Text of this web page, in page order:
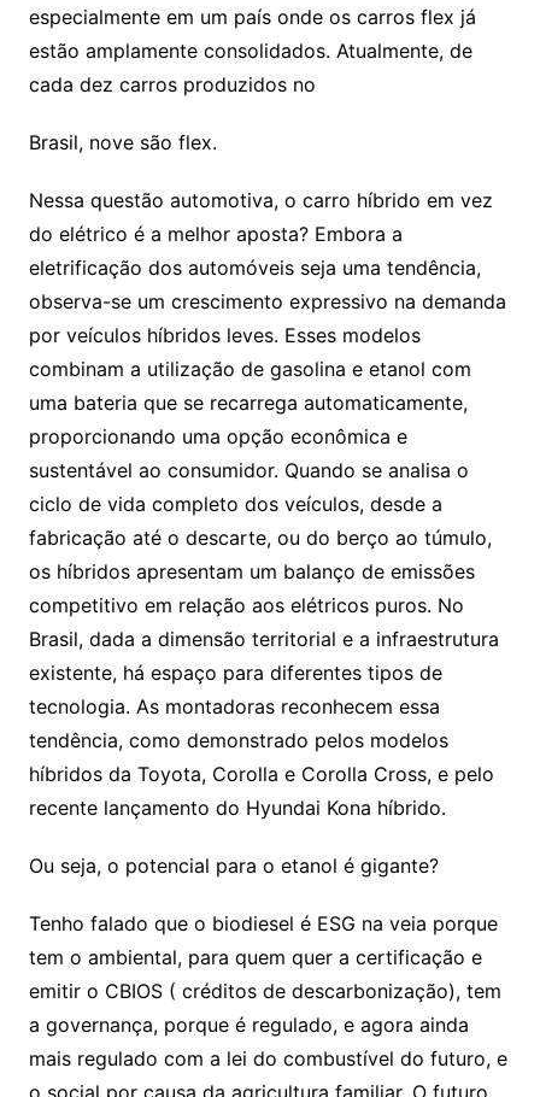
especialmente em um país onde os carros flex já
estão amplamente consolidados. Atualmente, de
cada dez carros produzidos no
Brasil, nove são flex.
Nessa questão automotiva, o carro híbrido em vez
do elétrico é a melhor aposta? Embora a
eletrificação dos automóveis seja uma tendência,
observa-se um crescimento expressivo na demanda
por veículos híbridos leves. Esses modelos
combinam a utilização de gasolina e etanol com
uma bateria que se recarrega automaticamente,
proporcionando uma opção econômica e
sustentável ao consumidor. Quando se analisa o
ciclo de vida completo dos veículos, desde a
fabricação até o descarte, ou do berço ao túmulo,
os híbridos apresentam um balanço de emissões
competitivo em relação aos elétricos puros. No
Brasil, dada a dimensão territorial e a infraestrutura
existente, há espaço para diferentes tipos de
tecnologia. As montadoras reconhecem essa
tendência, como demonstrado pelos modelos
híbridos da Toyota, Corolla e Corolla Cross, e pelo
recente lançamento do Hyundai Kona híbrido.
Ou seja, o potencial para o etanol é gigante?
Tenho falado que o biodiesel é ESG na veia porque
tem o ambiental, para quem quer a certificação e
emitir o CBIOS ( créditos de descarbonização), tem
a governança, porque é regulado, e agora ainda
mais regulado com a lei do combustível do futuro, e